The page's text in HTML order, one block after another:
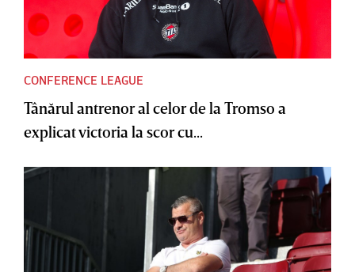
CONFERENCE LEAGUE
Tânărul antrenor al celor de la Tromso a
explicat victoria la scor cu...